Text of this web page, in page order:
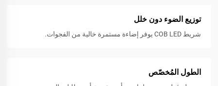
توزيع الضوء دون خلل
شريط COB LED يوفر إضاءة مستمرة خالية من الفجوات.
الطول المُخصّص